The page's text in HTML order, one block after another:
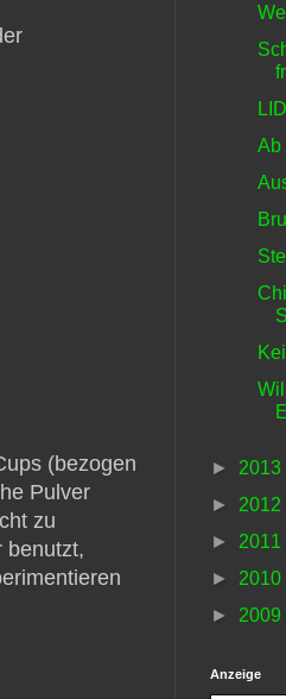
(bezogen
Pulver
zu
benutzt,
Ab
► 2013
► 2012
► 2011
► 2010
► 2009
Anzeige